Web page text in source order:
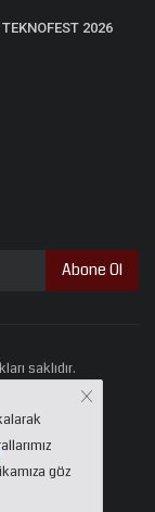
2026
Abone Ol
saklıdır.
göz